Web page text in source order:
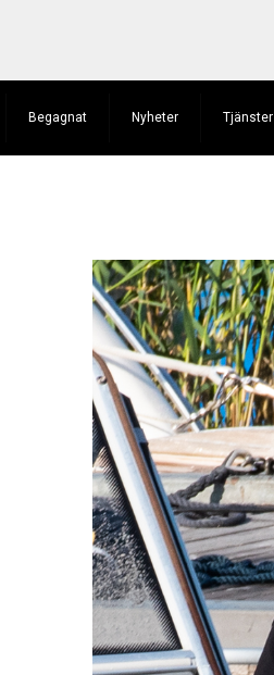
Begagnat Nyheter Tjänster